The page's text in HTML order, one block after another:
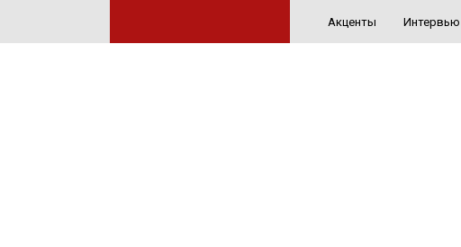
Акценты Интервью